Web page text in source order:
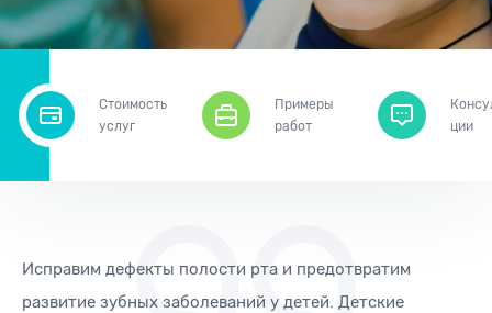
Стоимость
услуг
Примеры
работ
ции
Исправим дефекты полости рта и предотвратим
развитие зубных заболеваний у детей. Детские